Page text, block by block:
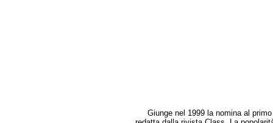
Giunge nel 1999 la nomina al